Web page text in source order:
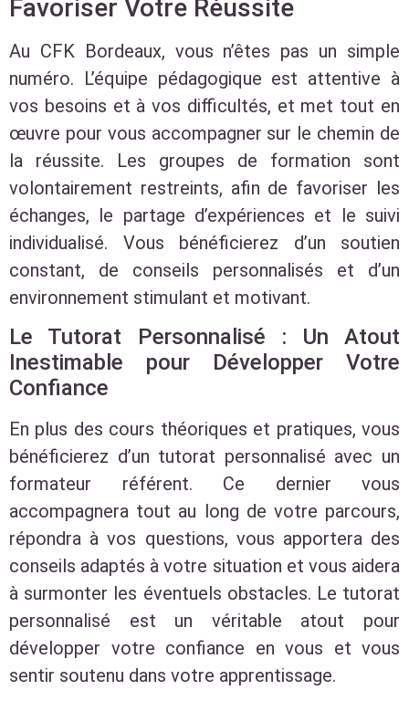
Favoriser Votre Réussite
Au CFK Bordeaux, vous n’êtes pas un simple
numéro. L’équipe pédagogique est attentive à
vos besoins et à vos difficultés, et met tout en
œuvre pour vous accompagner sur le chemin de
la réussite. Les groupes de formation sont
volontairement restreints, afin de favoriser les
échanges, le partage d’expériences et le suivi
individualisé. Vous bénéficierez d’un soutien
constant, de conseils personnalisés et d’un
environnement stimulant et motivant.
Le Tutorat Personnalisé : Un Atout
Inestimable pour Développer Votre
Confiance
En plus des cours théoriques et pratiques, vous
bénéficierez d’un tutorat personnalisé avec un
formateur référent. Ce dernier vous
accompagnera tout au long de votre parcours,
répondra à vos questions, vous apportera des
conseils adaptés à votre situation et vous aidera
à surmonter les éventuels obstacles. Le tutorat
personnalisé est un véritable atout pour
développer votre confiance en vous et vous
sentir soutenu dans votre apprentissage.